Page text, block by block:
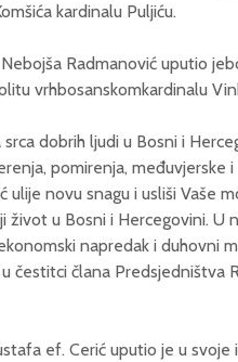
kardinalu Puljiću.
Radmanović uputio
vrhbosanskomkardinalu
dobrih ljudi u Bosni i
pomirenja, međuvjerske
novu snagu i usliši Vaše
život u Bosni i Hercegovini. U
napredak i duhovni
člana Predsjedništva
ef. Cerić uputio je u svoje